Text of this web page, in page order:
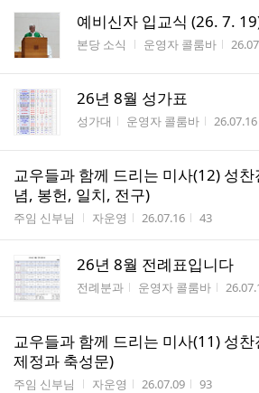
예비신자 입교식 (26. 7.
게시판명
본당 소식 작성자
운영자 콜룸바 작성
26년 8월 성가표
게시판명
성가대 작성자
운영자 콜룸바 작성시간
26.07.16
교우들과 함께 드리는 미사(12) 성
념, 봉헌, 일치, 전구)
게시판명
주임 신부님 작성자
자운영 작성시간
26.07.16 조회수
43
26년 8월 전례표입니다
게시판명
전례분과 작성자
운영자 콜룸바 작성
교우들과 함께 드리는 미사(11) 성
제정과 축성문)
게시판명
주임 신부님 작성자
자운영 작성시간
26.07.09 조회수
93